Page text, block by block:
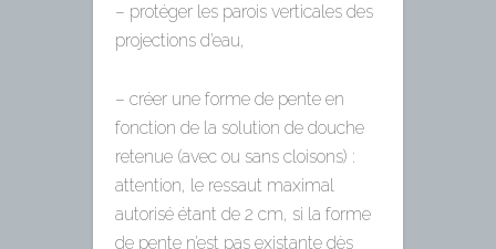
– protéger les parois verticales des
projections d’eau,
– créer une forme de pente en
fonction de la solution de douche
retenue (avec ou sans cloisons) :
attention, le ressaut maximal
autorisé étant de 2 cm, si la forme
de pente n’est pas existante dès